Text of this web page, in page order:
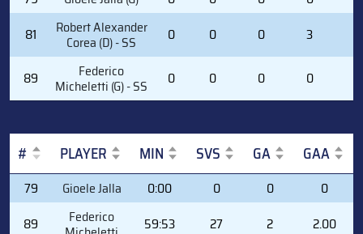
81
Robert Alexander
Corea (D) - SS 0 0 0 3
89 Federico
Micheletti (G) - SS 0 0 0 0
# PLAYER MIN SVS GA GAA
#
PLAYER MIN SVS GA GAA
79 Gioele Jalla 0:00 0 0
0
89
Federico 59:53 27 2 2.00